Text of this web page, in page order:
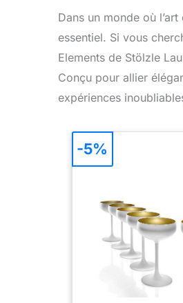
Dans un monde où
essentiel. Si vous
Elements de Stölzle
Conçu pour allier
expériences
-5%